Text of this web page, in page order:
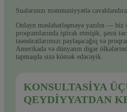
Sualarınızı məmnuniyyətlə
Onlayn məsləhətləşməyə yazılın — biz
proqramlarında iştirak etmişik, şəxsi
təəssüratlarımızı paylaşacağıq və
Amerikada və dünyanın digər
tapmaqda sizə kömək edəcəyik.
KONSULTASIYA
QEYDIYYATDAN